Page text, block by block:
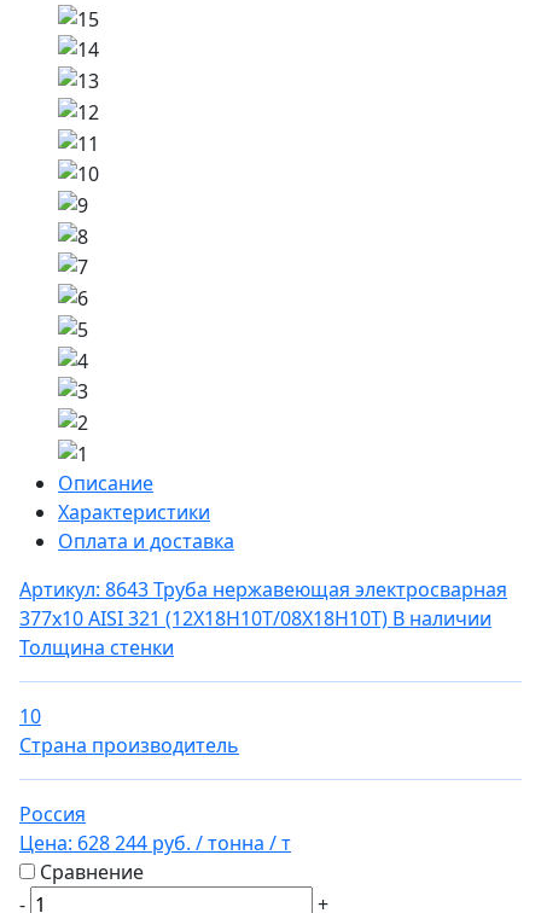
Описание
Характеристики
Оплата и доставка
Артикул: 8643Труба нержавеющая электросварная
377х10 AISI 321 (12Х18Н10Т/08Х18Н10Т) В наличии
Толщина стенки
10
Страна производитель
Россия
Цена: 628 244 руб. / тонна / т
Сравнение
-
+